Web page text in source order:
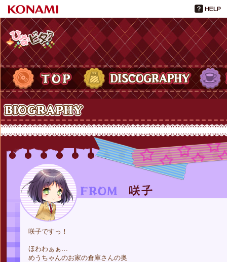
ひなビタ♪
TOP DISCOGRAPHY
Biography
咲子ですっ！
ほわわぁぁ…
めうちゃんのお家の倉庫さんの奥